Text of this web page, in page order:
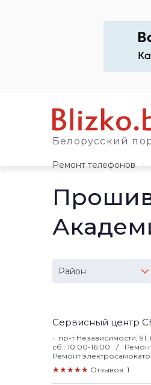
Белорусский
Ремонт телефонов
Район
Сервисный центр
пр-т Независимости,
сб.: 10:00-16:00
Ремонт
★★★★★ Отзывов: 1